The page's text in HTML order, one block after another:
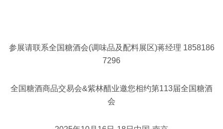
参展请联系全国糖酒会(调味品及配料展区)蒋经理 1858186
7296
全国糖酒商品交易会&紫林醋业邀您相约第113届全国糖酒
会